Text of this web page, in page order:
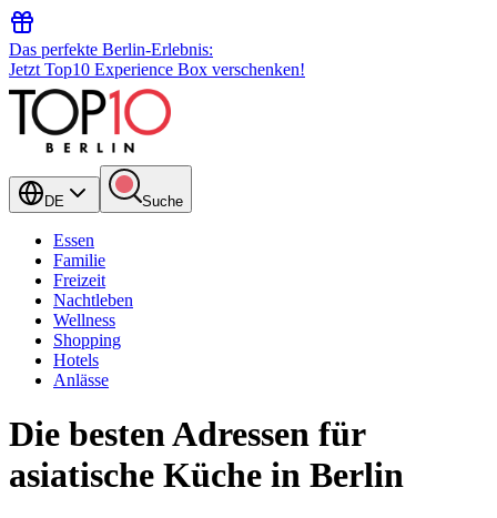
Das perfekte Berlin-Erlebnis:
Jetzt Top10 Experience Box verschenken!
DE Suche
Essen
Familie
Freizeit
Nachtleben
Wellness
Shopping
Hotels
Anlässe
Die besten Adressen für
asiatische Küche in Berlin